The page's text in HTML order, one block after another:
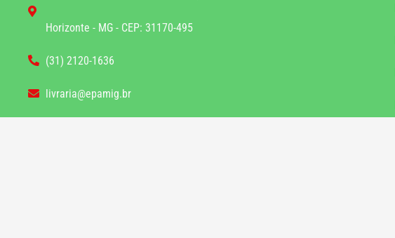
Horizonte - MG - CEP: 31170-495
(31) 2120-1636
livraria@epamig.br